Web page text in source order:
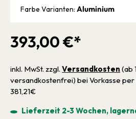
393,00 €*
inkl. MwSt. zzgl. Versandkosten (ab
versandkostenfrei) bei Vorkasse
381,21€
Lieferzeit 2-3 Wochen,
Farbe Varianten: Aluminium